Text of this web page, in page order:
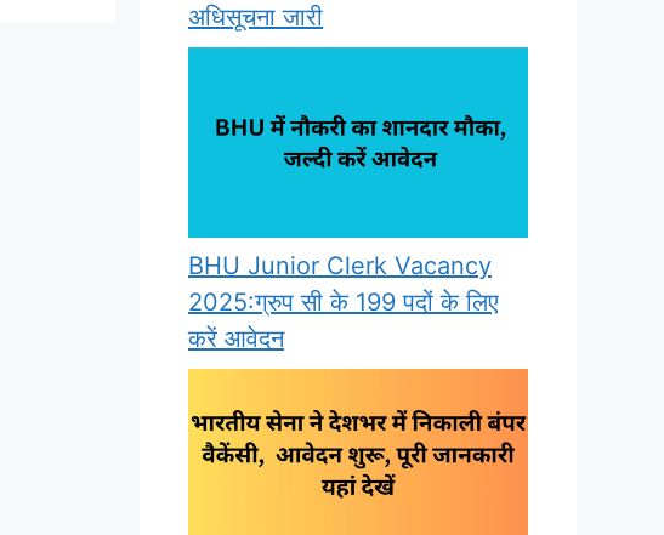
अधिसूचना जारी
BHU Junior Clerk Vacancy
2025:ग्रुप सी के 199 पदों के लिए
करें आवेदन